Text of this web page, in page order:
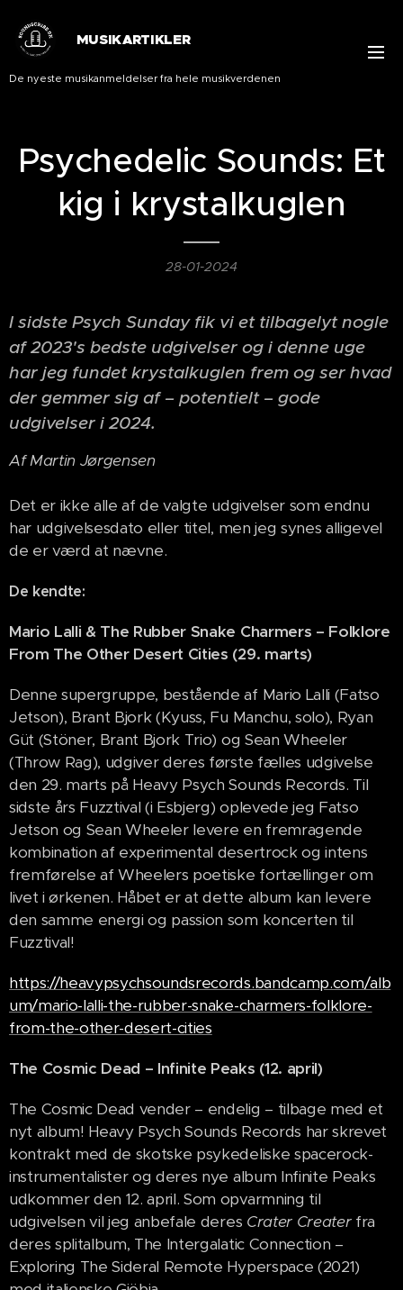
MUSIKARTIKLER
De nyeste musikanmeldelser fra hele musikverdenen
Psychedelic Sounds: Et
kig i krystalkuglen
28-01-2024
I sidste Psych Sunday fik vi et tilbagelyt nogle
af 2023's bedste udgivelser og i denne uge
har jeg fundet krystalkuglen frem og ser hvad
der gemmer sig af – potentielt – gode
udgivelser i 2024.
Af Martin Jørgensen
Det er ikke alle af de valgte udgivelser som endnu
har udgivelsesdato eller titel, men jeg synes alligevel
de er værd at nævne.
De kendte:
Mario Lalli & The Rubber Snake Charmers – Folklore
From The Other Desert Cities (29. marts)
Denne supergruppe, bestående af Mario Lalli (Fatso
Jetson), Brant Bjork (Kyuss, Fu Manchu, solo), Ryan
Güt (Stöner, Brant Bjork Trio) og Sean Wheeler
(Throw Rag), udgiver deres første fælles udgivelse
den 29. marts på Heavy Psych Sounds Records. Til
sidste års Fuzztival (i Esbjerg) oplevede jeg Fatso
Jetson og Sean Wheeler levere en fremragende
kombination af experimental desertrock og intens
fremførelse af Wheelers poetiske fortællinger om
livet i ørkenen. Håbet er at dette album kan levere
den samme energi og passion som koncerten til
Fuzztival!
https://heavypsychsoundsrecords.bandcamp.com/alb
um/mario-lalli-the-rubber-snake-charmers-folklore-
from-the-other-desert-cities
The Cosmic Dead – Infinite Peaks (12. april)
The Cosmic Dead vender – endelig – tilbage med et
nyt album! Heavy Psych Sounds Records har skrevet
kontrakt med de skotske psykedeliske spacerock-
instrumentalister og deres nye album Infinite Peaks
udkommer den 12. april. Som opvarmning til
udgivelsen vil jeg anbefale deres Crater Creater fra
deres splitalbum, The Intergalatic Connection –
Exploring The Sideral Remote Hyperspace (2021)